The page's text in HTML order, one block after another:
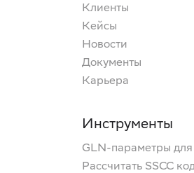
Клиенты
Кейсы
Новости
Документы
Карьера
Инструменты
GLN-параметры
Рассчитать SSCC